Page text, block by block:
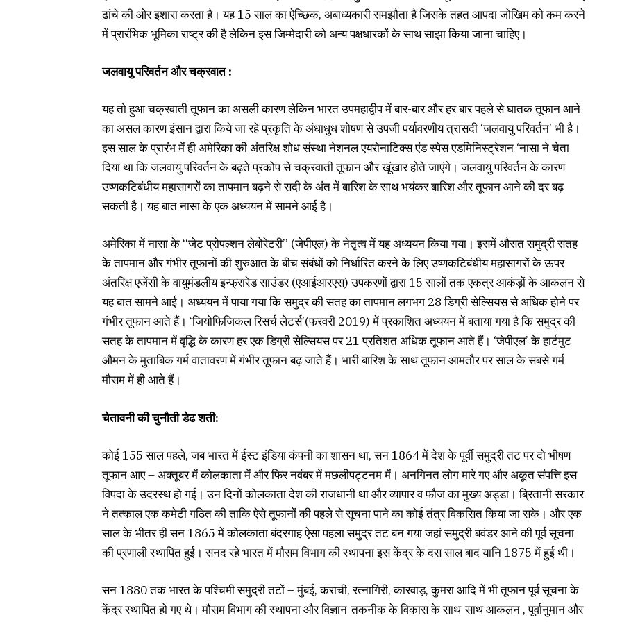
ढांचे की ओर इशारा करता है। यह 15 साल का ऐच्छिक, अबाध्यकारी समझौता है जिसके तहत आपदा जोखिम को कम करने
में प्रारंभिक भूमिका राष्ट्र की है लेकिन इस जिम्मेदारी को अन्य पक्षधारकों के साथ साझा किया जाना चाहिए।
जलवायु परिवर्तन और चक्रवात :
यह तो हुआ चक्रवाती तूफान का असली कारण लेकिन भारत उपमहाद्वीप में बार-बार और हर बार पहले से घातक तूफान आने
का असल कारण इंसान द्वारा किये जा रहे प्रकृति के अंधाधुध शोषण से उपजी पर्यावरणीय त्रासदी ‘जलवायु परिवर्तन’ भी है।
इस साल के प्रारंभ में ही अमेरिका की अंतरिक्ष शोध संस्था नेशनल एयरोनाटिक्स एंड स्पेस एडमिनिस्ट्रेशन ‘नासा ने चेता
दिया था कि जलवायु परिवर्तन के बढ़ते प्रकोप से चक्रवाती तूफान और खूंखार होते जाएंगे। जलवायु परिवर्तन के कारण
उष्णकटिबंधीय महासागरों का तापमान बढ़ने से सदी के अंत में बारिश के साथ भयंकर बारिश और तूफान आने की दर बढ़
सकती है। यह बात नासा के एक अध्ययन में सामने आई है।
अमेरिका में नासा के ‘‘जेट प्रोपल्शन लेबोरेटरी’’ (जेपीएल) के नेतृत्व में यह अध्ययन किया गया। इसमें औसत समुद्री सतह
के तापमान और गंभीर तूफानों की शुरुआत के बीच संबंधों को निर्धारित करने के लिए उष्णकटिबंधीय महासागरों के ऊपर
अंतरिक्ष एजेंसी के वायुमंडलीय इन्फ्रारेड साउंडर (एआईआरएस) उपकरणों द्वारा 15 सालों तक एकत्र आकंड़ों के आकलन से
यह बात सामने आई। अध्ययन में पाया गया कि समुद्र की सतह का तापमान लगभग 28 डिग्री सेल्सियस से अधिक होने पर
गंभीर तूफान आते हैं। ‘जियोफिजिकल रिसर्च लेटर्स’(फरवरी 2019) में प्रकाशित अध्ययन में बताया गया है कि समुद्र की
सतह के तापमान में वृद्धि के कारण हर एक डिग्री सेल्सियस पर 21 प्रतिशत अधिक तूफान आते हैं। ‘जेपीएल’ के हार्टमुट
औमन के मुताबिक गर्म वातावरण में गंभीर तूफान बढ़ जाते हैं। भारी बारिश के साथ तूफान आमतौर पर साल के सबसे गर्म
मौसम में ही आते हैं।
चेतावनी की चुनौती डेढ शती:
कोई 155 साल पहले, जब भारत में ईस्ट इंडिया कंपनी का शासन था, सन 1864 में देश के पूर्वी समुद्री तट पर दो भीषण
तूफान आए – अक्तूबर में कोलकाता में और फिर नवंबर में मछलीपट्टनम में। अनगिनत लोग मारे गए और अकूत संपत्ति इस
विपदा के उदरस्थ हो गई। उन दिनों कोलकाता देश की राजधानी था और व्यापार व फौज का मुख्य अड्डा। ब्रितानी सरकार
ने तत्काल एक कमेटी गठित की ताकि ऐसे तूफानों की पहले से सूचना पाने का कोई तंत्र विकसित किया जा सके। और एक
साल के भीतर ही सन 1865 में कोलकाता बंदरगाह ऐसा पहला समुद्र तट बन गया जहां समुद्री बवंडर आने की पूर्व सूचना
की प्रणाली स्थापित हुई। सनद रहे भारत में मौसम विभाग की स्थापना इस केंद्र के दस साल बाद यानि 1875 में हुई थी।
सन 1880 तक भारत के पश्चिमी समुद्री तटों – मुंबई, कराची, रत्नागिरी, कारवाड़, कुमरा आदि में भी तूफान पूर्व सूचना के
केंद्र स्थापित हो गए थे। मौसम विभाग की स्थापना और विज्ञान-तकनीक के विकास के साथ-साथ आकलन , पूर्वानुमान और